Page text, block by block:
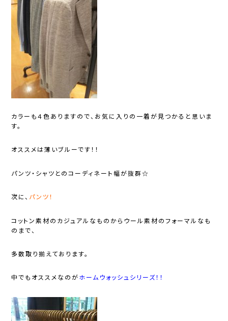
カラーも４色ありますので、お気に入りの一着が見つかると思いま
す。
オススメは薄いブルーです！！
パンツ・シャツとのコーディネート幅が抜群☆
次に、 パンツ！
コットン素材のカジュアルなものからウール素材のフォーマルなも
のまで、
多数取り揃えております。
中でもオススメなのが ホームウォッシュシリーズ！！